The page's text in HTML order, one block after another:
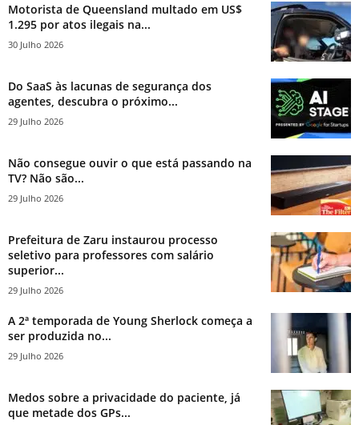
Motorista de Queensland multado em US$
1.295 por atos ilegais na...
30 Julho 2026
Do SaaS às lacunas de segurança dos
agentes, descubra o próximo...
29 Julho 2026
Não consegue ouvir o que está passando na
TV? Não são...
29 Julho 2026
Prefeitura de Zaru instaurou processo
seletivo para professores com salário
superior...
29 Julho 2026
A 2ª temporada de Young Sherlock começa a
ser produzida no...
29 Julho 2026
Medos sobre a privacidade do paciente, já
que metade dos GPs...